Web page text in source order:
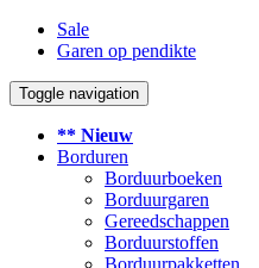
Sale
Garen op pendikte
Toggle navigation
** Nieuw
Borduren
Borduurboeken
Borduurgaren
Gereedschappen
Borduurstoffen
Borduurpakketten